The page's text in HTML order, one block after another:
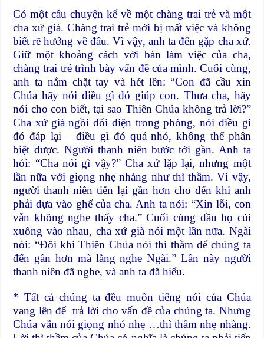
Có một câu chuyện kể về một chàng trai trẻ và một
cha xứ già. Chàng trai trẻ mới bị mất việc và không
biết rẽ hướng về đâu. Vì vậy, anh ta đến gặp cha xứ.
Giữ một khoảng cách với bàn làm việc của cha,
chàng trai trẻ trình bày vấn đề của mình. Cuối cùng,
anh ta nắm chặt tay và hét lên: “Con đã cầu xin
Chúa hãy nói điều gì đó giúp con. Thưa cha, hãy
nói cho con biết, tại sao Thiên Chúa không trả lời?”
Cha xứ già ngồi đối diện trong phòng, nói điều gì
đó đáp lại – điều gì đó quá nhỏ, không thể phân
biệt được. Người thanh niên bước tới gần. Anh ta
hỏi: “Cha nói gì vậy?” Cha xứ lặp lại, nhưng một
lần nữa với giọng nhẹ nhàng như thì thầm. Vì vậy,
người thanh niên tiến lại gần hơn cho đến khi anh
phải dựa vào ghế của cha. Anh ta nói: “Xin lỗi, con
vẫn không nghe thấy cha.” Cuối cùng đầu họ cúi
xuống vào nhau, cha xứ già nói một lần nữa. Ngài
nói: “Đôi khi Thiên Chúa nói thì thầm để chúng ta
đến gần hơn mà lắng nghe Ngài.” Lần này người
thanh niên đã nghe, và anh ta đã hiểu.
* Tất cả chúng ta đều muốn tiếng nói của Chúa
vang lên để trả lời cho vấn đề của chúng ta. Nhưng
Chúa vẫn nói giọng nhỏ nhẹ …thì thầm nhẹ nhàng.